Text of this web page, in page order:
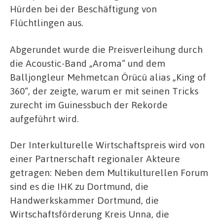
Hürden bei der Beschäftigung von
Flüchtlingen aus.
Abgerundet wurde die Preisverleihung durch
die Acoustic-Band „Aroma“ und dem
Balljongleur Mehmetcan Örücü alias „King of
360“, der zeigte, warum er mit seinen Tricks
zurecht im Guinessbuch der Rekorde
aufgeführt wird.
Der Interkulturelle Wirtschaftspreis wird von
einer Partnerschaft regionaler Akteure
getragen: Neben dem Multikulturellen Forum
sind es die IHK zu Dortmund, die
Handwerkskammer Dortmund, die
Wirtschaftsförderung Kreis Unna, die